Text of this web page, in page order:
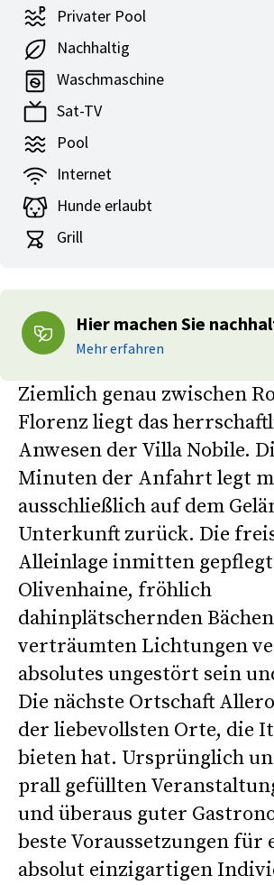
Privater Pool
Nachhaltig
Waschmaschine
Sat-TV
Pool
Internet
Hunde erlaubt
Grill
Hier machen Sie
Mehr erfahren
Ziemlich genau zwischen
Florenz liegt das
Anwesen der Villa Nobile.
Minuten der Anfahrt legt
ausschließlich auf dem
Unterkunft zurück. Die
Alleinlage inmitten
Olivenhaine, fröhlich
dahinplätschernden
verträumten Lichtungen
absolutes ungestört sein
Die nächste Ortschaft
der liebevollsten Orte, die
bieten hat. Ursprünglich
prall gefüllten
und überaus guter
beste Voraussetzungen für
absolut einzigartigen